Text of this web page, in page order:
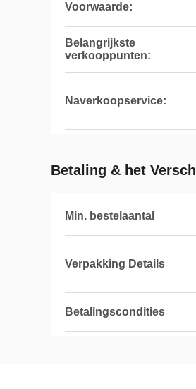
Voorwaarde:
Belangrijkste
verkooppunten:
Naverkoopservice:
Betaling & het
Min. bestelaantal
Verpakking Details
Betalingscondities